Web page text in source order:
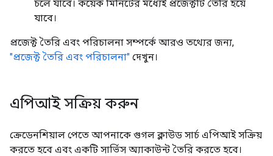
চলে যাবে। কয়েক মিনিটের মধ্যেই প্রজেক্টটি তৈরি হয়ে
যাবে।
প্রজেক্ট তৈরি এবং পরিচালনা সম্পর্কে আরও তথ্যের জন্য,
"প্রজেক্ট তৈরি এবং পরিচালনা" দেখুন।
এপিআই সক্রিয় করুন
ক্রেডেনশিয়াল পেতে আপনাকে গুগল ক্লাউড সার্চ এপিআই সক্রিয়
করতে হবে এবং একটি সার্ভিস অ্যাকাউন্ট তৈরি করতে হবে।